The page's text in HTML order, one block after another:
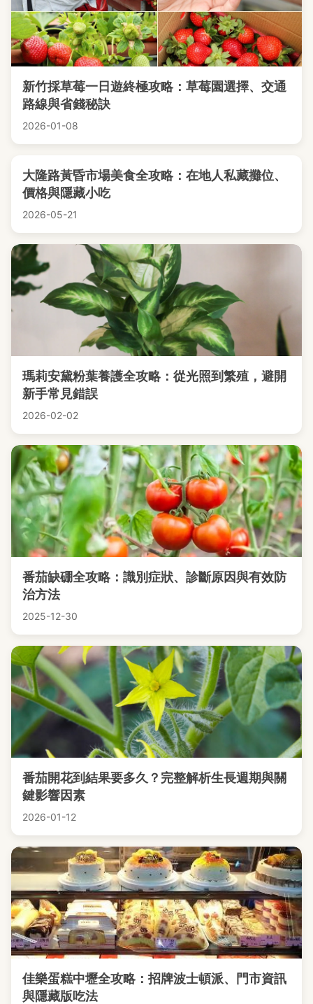
新竹採草莓一日遊終極攻略：草莓園選擇、交通
路線與省錢秘訣
2026-01-08
大隆路黃昏市場美食全攻略：在地人私藏攤位、
價格與隱藏小吃
2026-05-21
瑪莉安黛粉葉養護全攻略：從光照到繁殖，避開
新手常見錯誤
2026-02-02
番茄缺硼全攻略：識別症狀、診斷原因與有效防
治方法
2025-12-30
番茄開花到結果要多久？完整解析生長週期與關
鍵影響因素
2026-01-12
佳樂蛋糕中壢全攻略：招牌波士頓派、門市資訊
與隱藏版吃法